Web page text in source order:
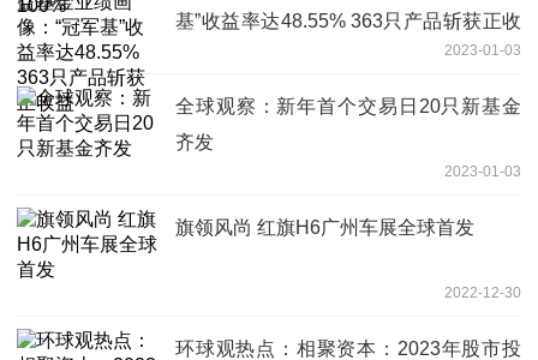
基”收益率达48.55% 363只产品斩获正收
2023-01-03
全球观察：新年首个交易日20只新基金
齐发
2023-01-03
旗领风尚 红旗H6广州车展全球首发
2022-12-30
环球观热点：相聚资本：2023年股市投